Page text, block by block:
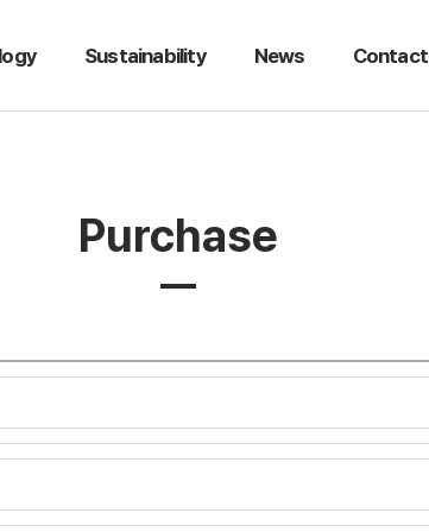
Sustainability News Contact
Purchase